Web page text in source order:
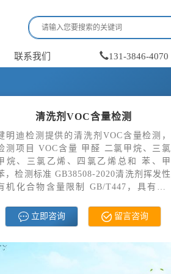
联系我们 131-3846-4070
清洗剂VOC含量检测
明迪检测提供的清洗剂VOC含量检测，
测项目 VOC含量 甲醛 二氯甲烷、三氯
烷、三氯乙烯、四氯乙烯总和 苯、甲
，检测标准 GB38508-2020清洗剂挥发性
机化合物含量限制 GB/T447，具有CM
立即咨询
留言咨询